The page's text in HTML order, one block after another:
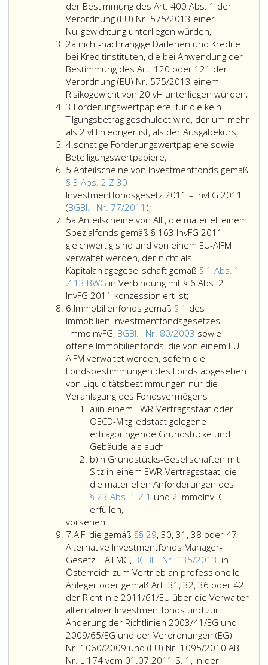
2
der Bestimmung des Art. 400 Abs. 1 der
Verordnung (EU) Nr. 575/2013 einer
Nullgewichtung unterliegen würden,Darlehen
und
Kredite,
die
bei
Anwendung
der
Bestimmung
des
Artikel
Absatz
der
Nr. 575/2013
einer
würden,
2a.Ziffer
2
a
nicht-nachrangige Darlehen und Kredite
bei Kreditinstituten, die bei Anwendung der
Bestimmung des Art. 120 oder 121 der
Verordnung (EU) Nr. 575/2013 einem
Risikogewicht von 20 vH unterliegen würden;
3.Ziffer
3
Forderungswertpapiere, für die kein
Tilgungsbetrag geschuldet wird, der um mehr
als 2 vH niedriger ist, als der Ausgabekurs,
4.Ziffer
4
sonstige Forderungswertpapiere sowie
Beteiligungswertpapiere,
5.Ziffer
5
Anteilscheine von Investmentfonds gemäß
§ 3 Abs. 2 Z 30
Investmentfondsgesetz 2011 – InvFG 2011
(BGBl. I Nr. 77/2011 );
von
Investmentfonds
gemäß
Paragraph
3,
Absatz
2,
Ziffer
30,
Investmentfondsgesetz
–
InvFG 2011
Bundesgesetzblatt
Teil
eins,
Nr. 77
aus
2011,);
5a.Ziffer
5
a
Anteilscheine von AIF, die materiell einem
Spezialfonds gemäß § 163 InvFG 2011
gleichwertig sind und von einem EU-AIFM
verwaltet werden, der nicht als
Kapitalanlagegesellschaft gemäß § 1 Abs. 1
Z 13 BWG in Verbindung mit § 6 Abs. 2
InvFG 2011 konzessioniert ist;
von
AIF,
die
materiell
einem
Spezialfonds
gemäß
Paragraph
163,
InvFG 2011
gleichwertig
und
von
einem
EU-
werden,
der
nicht
als
gemäß
Paragraph
eins,
Absatz
eins,
Ziffer
6.Ziffer
6
Immobilienfonds gemäß § 1 des
Immobilien-Investmentfondsgesetzes –
ImmoInvFG, BGBl. I Nr. 80/2003 sowie
offene Immobilienfonds, die von einem EU-
AIFM verwaltet werden, sofern die
Fondsbestimmungen des Fonds abgesehen
von Liquiditätsbestimmungen nur die
Veranlagung des Fondsvermögens
gemäß
eins,
Immobilien-
ImmoInvFG,
Nr. 80
aus
2003,
sowie
offene
die
von
einem
EU-
AIFM
a)Litera
a
in einem EWR-Vertragsstaat oder
OECD-Mitgliedstaat gelegene
ertragbringende Grundstücke und
Gebäude als auch
b)Litera
b
in Grundstücks-Gesellschaften mit
Sitz in einem EWR-Vertragsstaat, die
die materiellen Anforderungen des
§ 23 Abs. 1 Z 1 und 2 ImmoInvFG
erfüllen,in
Gesellschaften
mit
Sitz
in
einem
EWR-
Vertragsstaat,
die
die
materiellen
Anforderungen
vorsehen.
7.Ziffer
7
AIF, die gemäß §§ 29, 30, 31, 38 oder 47
Alternative Investmentfonds Manager-
Gesetz – AIFMG, BGBl. I Nr. 135/2013, in
Österreich zum Vertrieb an professionelle
Anleger oder gemäß Art. 31, 32, 36 oder 42
der Richtlinie 2011/61/EU über die Verwalter
alternativer Investmentfonds und zur
Änderung der Richtlinien 2003/41/EG und
2009/65/EG und der Verordnungen (EG)
Nr. 1060/2009 und (EU) Nr. 1095/2010 ABl.
Nr. L 174 vom 01.07.2011 S. 1, in der